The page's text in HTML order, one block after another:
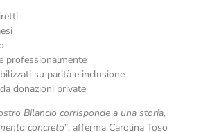
professionalmente
su parità e inclusione
donazioni private
Bilancio corrisponde a una storia,
concreto”, afferma Carolina Toso